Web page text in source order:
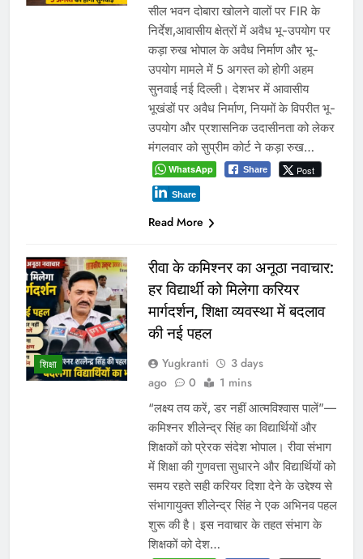
सील भवन दोबारा खोलने वालों पर FIR के
निर्देश,आवासीय क्षेत्रों में अवैध भू-उपयोग पर
कड़ा रुख भोपाल के अवैध निर्माण और भू-
उपयोग मामले में 5 अगस्त को होगी अहम
सुनवाई नई दिल्ली। देशभर में आवासीय
भूखंडों पर अवैध निर्माण, नियमों के विपरीत भू-
उपयोग और प्रशासनिक उदासीनता को लेकर
मंगलवार को सुप्रीम कोर्ट ने कड़ा रुख…
WhatsApp Share Post
Share
Read More
शिक्षा
रीवा के कमिश्नर का अनूठा नवाचार:
हर विद्यार्थी को मिलेगा करियर
मार्गदर्शन, शिक्षा व्यवस्था में बदलाव
की नई पहल
Yugkranti
3 days
ago
0 1 mins
“लक्ष्य तय करें, डर नहीं आत्मविश्वास पालें”—
कमिश्नर शीलेन्द्र सिंह का विद्यार्थियों और
शिक्षकों को प्रेरक संदेश भोपाल। रीवा संभाग
में शिक्षा की गुणवत्ता सुधारने और विद्यार्थियों को
समय रहते सही करियर दिशा देने के उद्देश्य से
संभागायुक्त शीलेन्द्र सिंह ने एक अभिनव पहल
शुरू की है। इस नवाचार के तहत संभाग के
शिक्षकों को देश…